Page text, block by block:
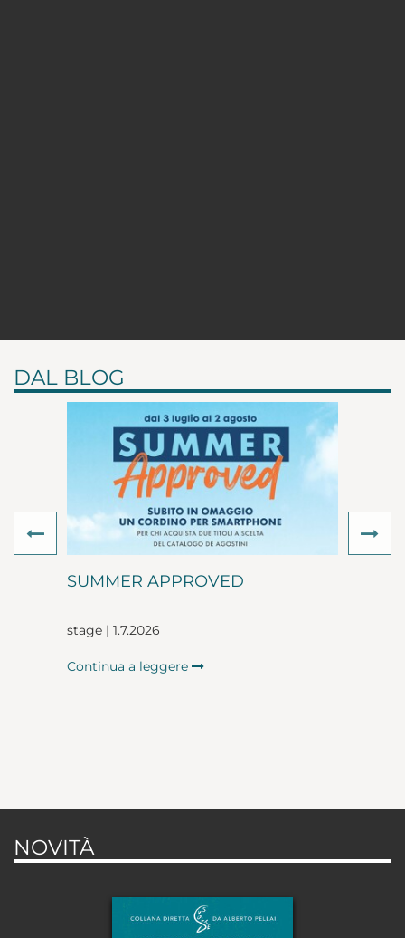
DAL BLOG
SUMMER APPROVED
stage | 1.7.2026
Continua a leggere
Previous
NOVITÀ